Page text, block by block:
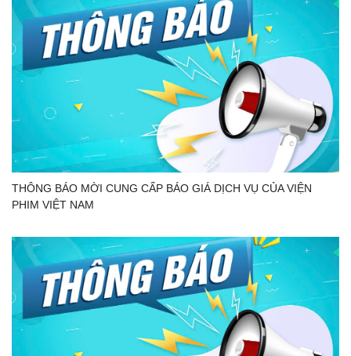
THÔNG BÁO MỜI CUNG CẤP BÁO GIÁ DỊCH VỤ CỦA VIỆN
PHIM VIỆT NAM